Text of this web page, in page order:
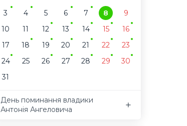
3
4 5 6 7 8
9
10
11 12 13 14 15
16
17
18 19 20 21 22
23
24
25 26 27 28 29
30
31
День поминання владики
Антонія Ангеловича